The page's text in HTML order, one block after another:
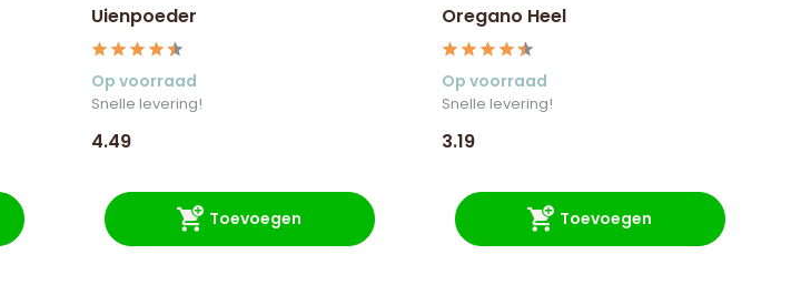
Uienpoeder
Op voorraad
Snelle levering!
4.49
Toevoegen
Oregano Heel
Op voorraad
Snelle levering!
3.19
Toevoegen